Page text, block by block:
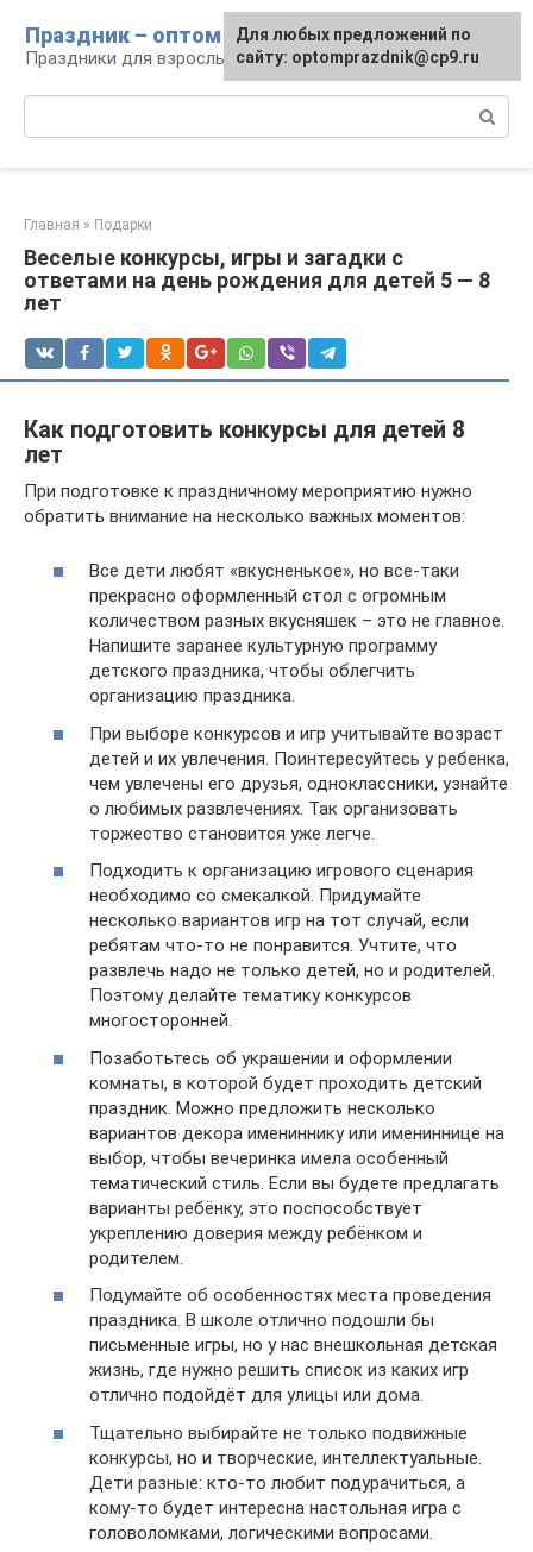
контенту
Праздник – оптом
Праздники для взрослых и детей
Главная » Подарки
Веселые конкурсы, игры и загадки с
ответами на день рождения для детей 5 — 8
лет
Как подготовить конкурсы для детей 8
лет
При подготовке к праздничному мероприятию нужно
обратить внимание на несколько важных моментов:
Все дети любят «вкусненькое», но все-таки
прекрасно оформленный стол с огромным
количеством разных вкусняшек – это не главное.
Напишите заранее культурную программу
детского праздника, чтобы облегчить
организацию праздника.
При выборе конкурсов и игр учитывайте возраст
детей и их увлечения. Поинтересуйтесь у ребенка,
чем увлечены его друзья, одноклассники, узнайте
о любимых развлечениях. Так организовать
торжество становится уже легче.
Подходить к организацию игрового сценария
необходимо со смекалкой. Придумайте
несколько вариантов игр на тот случай, если
ребятам что-то не понравится. Учтите, что
развлечь надо не только детей, но и родителей.
Поэтому делайте тематику конкурсов
многосторонней.
Позаботьтесь об украшении и оформлении
комнаты, в которой будет проходить детский
праздник. Можно предложить несколько
вариантов декора имениннику или имениннице на
выбор, чтобы вечеринка имела особенный
тематический стиль. Если вы будете предлагать
варианты ребёнку, это поспособствует
укреплению доверия между ребёнком и
родителем.
Подумайте об особенностях места проведения
праздника. В школе отлично подошли бы
письменные игры, но у нас внешкольная детская
жизнь, где нужно решить список из каких игр
отлично подойдёт для улицы или дома.
Тщательно выбирайте не только подвижные
конкурсы, но и творческие, интеллектуальные.
Дети разные: кто-то любит подурачиться, а
кому-то будет интересна настольная игра с
головоломками, логическими вопросами.
Для любых предложений по
сайту: optomprazdnik@cp9.ru